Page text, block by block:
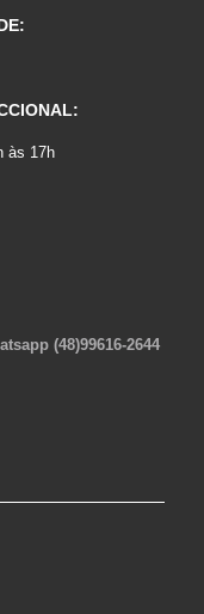
às 17h
(48)99616-2644